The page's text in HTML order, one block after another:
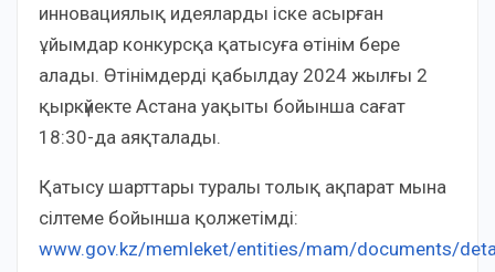
инновациялық идеяларды іске асырған
ұйымдар конкурсқа қатысуға өтінім бере
алады. Өтінімдерді қабылдау 2024 жылғы 2
қыркүйекте Астана уақыты бойынша сағат
18:30-да аяқталады.
Қатысу шарттары туралы толық ақпарат мына
сілтеме бойынша қолжетімді:
www.gov.kz/memleket/entities/mam/documents/